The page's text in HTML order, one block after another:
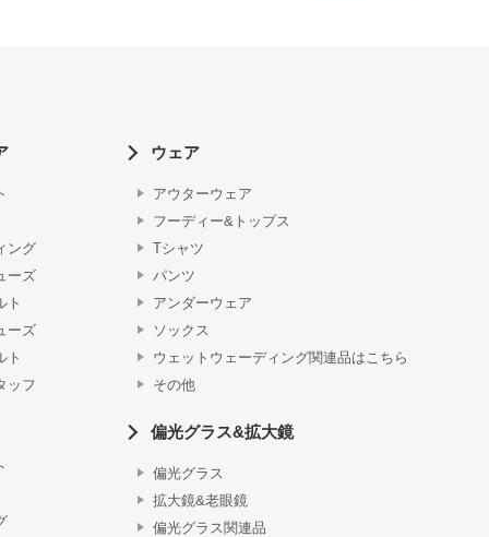
ング
ーズ
ト
ーズ
ト
ッフ
ウェア
アウターウェア
フーディー&トップス
Tシャツ
パンツ
アンダーウェア
ソックス
ウェットウェーディング関連品はこちら
その他
偏光グラス&拡大鏡
偏光グラス
拡大鏡&老眼鏡
偏光グラス関連品